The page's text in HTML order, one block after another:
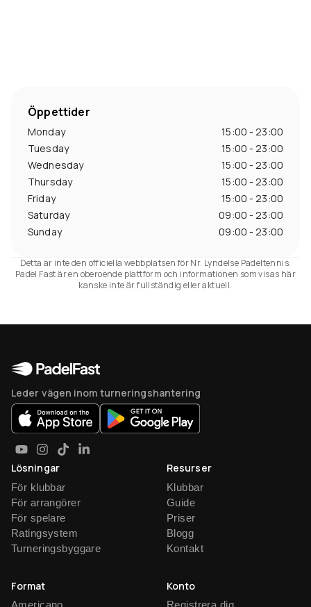
Öppettider
Monday
15:00 - 23:00
Tuesday
15:00 - 23:00
Wednesday
15:00 - 23:00
Thursday
15:00 - 23:00
Friday
15:00 - 23:00
Saturday
09:00 - 23:00
Sunday
09:00 - 23:00
Detta är inte den officiella webbplatsen för Nr. Lyndelse Padeltennis.
Padel Fast är en oberoende plattform och informationen som visas här
kanske inte är fullständig eller aktuell.
Leder vägen inom turneringshantering
Lösningar
För klubbar
För arrangörer
För spelare
Ratingsystem
Turneringsbyggare
Resurser
Klubbar
Guide
Priser
Blogg
Kontakt
Format Konto